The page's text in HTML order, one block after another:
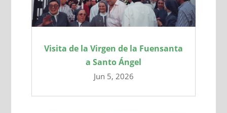
Visita de la Virgen de la Fuensanta
a Santo Ángel
Jun 5, 2026